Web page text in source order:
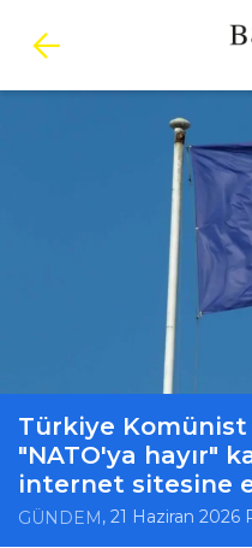
Türkiye
"NATO'ya hayır"
internet sitesine
GÜNDEM , 21 Haziran 2026